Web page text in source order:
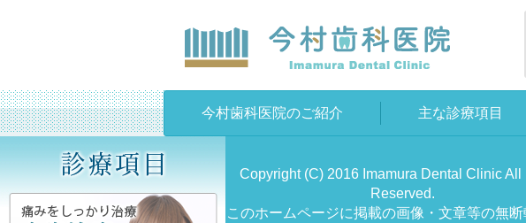
今村歯科医院のご紹介 主な診療項目
Copyright (C) 2016 Imamura Dental Clinic All
Reserved.
このホームページに掲載の画像・文章等の無